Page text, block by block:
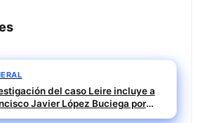
del caso Leire incluye a
Javier López Buciega por
tráfico de influencias